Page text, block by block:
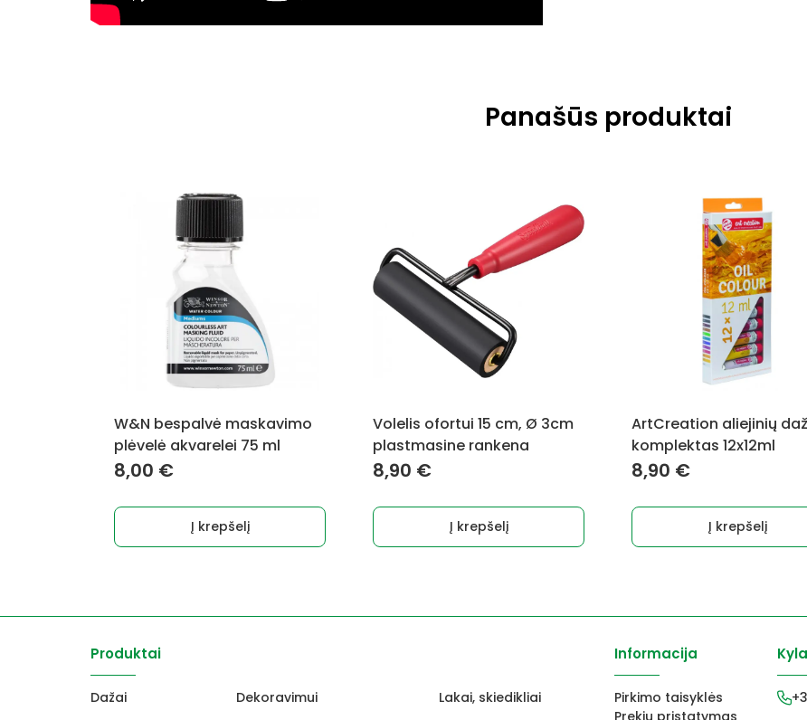
Panašūs produktai
W&N bespalvė maskavimo
plėvelė akvarelei 75 ml
8,00 €
Į krepšelį
Volelis ofortui 15 cm, Ø 3cm
plastmasine rankena
8,90 €
Į krepšelį
ArtCreation aliejinių
komplektas 12x12ml
8,90 €
Į krepšelį
Produktai
Dažai Dekoravimui Lakai, skiedikliai
Informacija
Pirkimo taisyklės
Prekių pristatymas